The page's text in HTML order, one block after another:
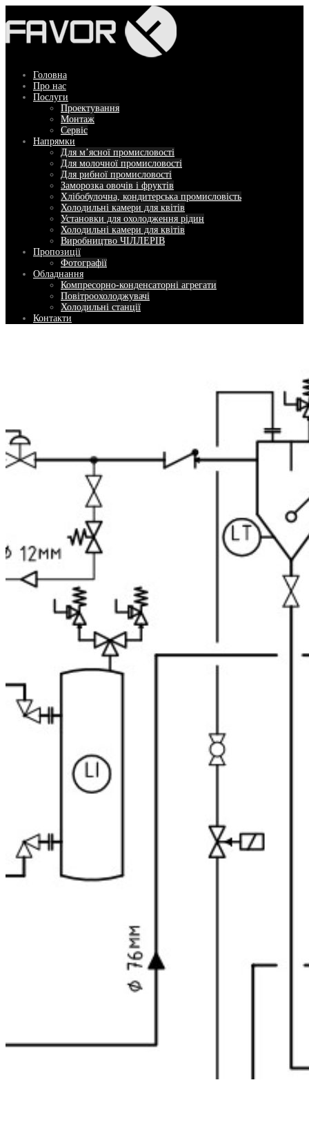
до
вмісту
Головна
Про нас
Послуги
Проектування
Монтаж
Сервіс
Напрямки
Для м’ясної промисловості
Для молочної промисловості
Для рибної промисловості
Заморозка овочів і фруктів
Хлібобулочна, кондитерська промисловість
Холодильні камери для квітів
Установки для охолодження рідин
Холодильні камери для квітів
Виробництво ЧІЛЛЕРІВ
Пропозиції
Фотографії
Обладнання
Компресорно-конденсаторні агрегати
Повітроохолоджувачі
Холодильні станції
Контакти